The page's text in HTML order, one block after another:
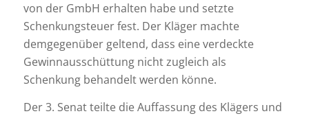
von der GmbH erhalten habe und setzte
Schenkungsteuer fest. Der Kläger machte
demgegenüber geltend, dass eine verdeckte
Gewinnausschüttung nicht zugleich als
Schenkung behandelt werden könne.
Der 3. Senat teilte die Auffassung des Klägers und